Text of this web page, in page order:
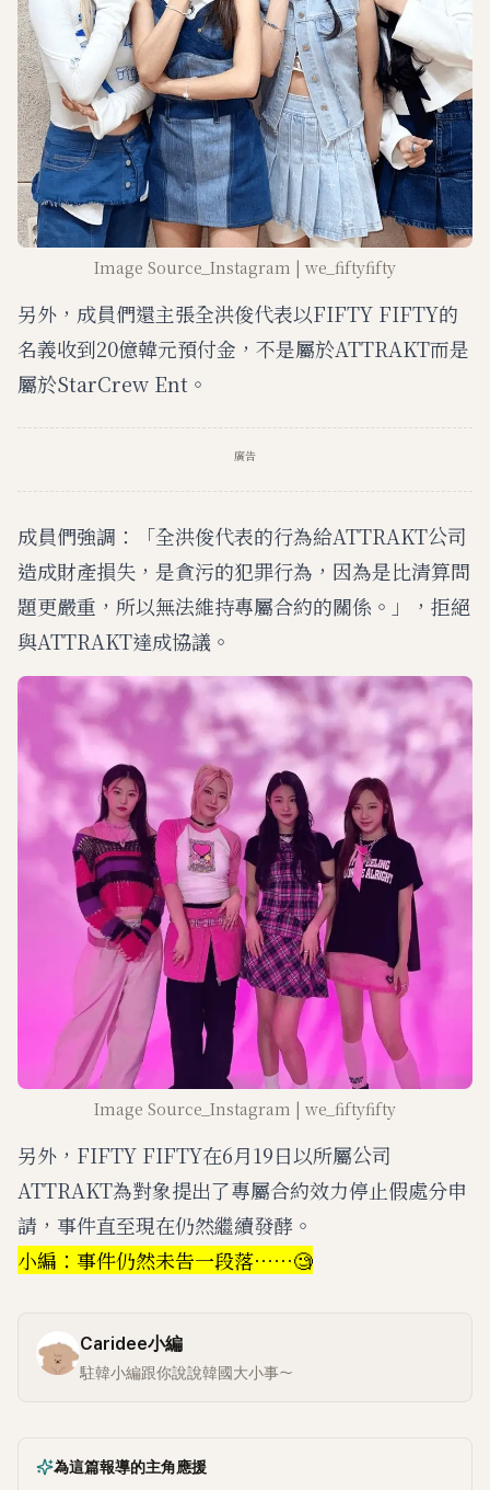
Image Source_Instagram | we_fiftyfifty
另外，成員們還主張全洪俊代表以FIFTY FIFTY的
名義收到20億韓元預付金，不是屬於ATTRAKT而是
屬於StarCrew Ent。
廣告
成員們強調：「全洪俊代表的行為給ATTRAKT公司
造成財產損失，是貪污的犯罪行為，因為是比清算問
題更嚴重，所以無法維持專屬合約的關係。」，拒絕
與ATTRAKT達成協議。
Image Source_Instagram | we_fiftyfifty
另外，FIFTY FIFTY在6月19日以所屬公司
ATTRAKT為對象提出了專屬合約效力停止假處分申
請，事件直至現在仍然繼續發酵。
小編：事件仍然未告一段落⋯⋯🧐
Caridee小編
駐韓小編跟你說說韓國大小事～
為這篇報導的主角應援